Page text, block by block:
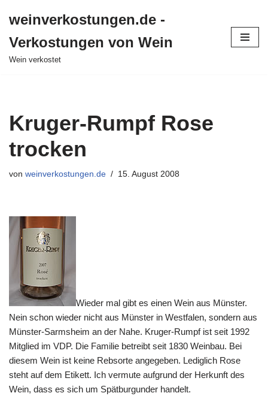
Inhalt
springen
weinverkostungen.de -
Verkostungen von Wein
Wein verkostet
Kruger-Rumpf Rose
trocken
von weinverkostungen.de 15. August 2008
Wieder mal gibt es einen Wein aus Münster.
Nein schon wieder nicht aus Münster in Westfalen, sondern aus
Münster-Sarmsheim an der Nahe. Kruger-Rumpf ist seit 1992
Mitglied im VDP. Die Familie betreibt seit 1830 Weinbau. Bei
diesem Wein ist keine Rebsorte angegeben. Lediglich Rose
steht auf dem Etikett. Ich vermute aufgrund der Herkunft des
Wein, dass es sich um Spätburgunder handelt.